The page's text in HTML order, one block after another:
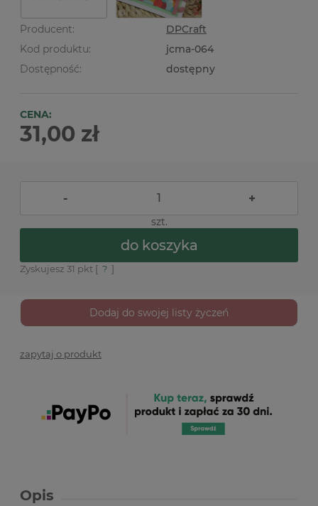
Producent:
DPCraft
Kod produktu:
jcma-064
Dostępność:
dostępny
CENA:
31,00 zł
- +
szt.
do koszyka
Zyskujesz 31 pkt [ ? ]
Dodaj do swojej listy życzeń
zapytaj o produkt
Opis